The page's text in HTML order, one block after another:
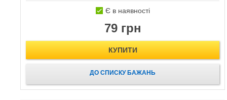
Є в наявності
79 грн
КУПИТИ
ДО СПИСКУ БАЖАНЬ